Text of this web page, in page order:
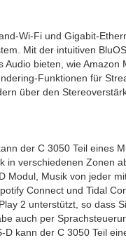
Wi-Fi und Gigabit-
Mit der intuitiven
bieten, wie
Funktionen für
über den
der C 3050 Teil eines
in verschiedenen Zonen
Modul, Musik von jeder
Connect und Tidal
2 unterstützt, so dass
auch per
D kann der C 3050 Teil